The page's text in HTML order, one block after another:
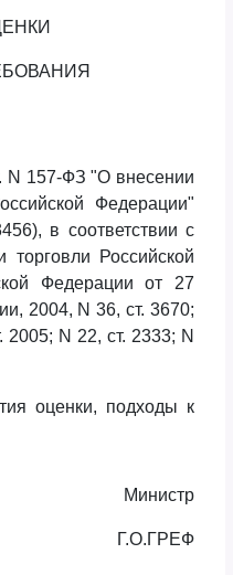
N 157-ФЗ "О внесении
Федерации"
в соответствии с
Российской
Федерации от 27
2004, N 36, ст. 3670;
2005; N 22, ст. 2333; N
оценки, подходы к
Министр
Г.О.ГРЕФ